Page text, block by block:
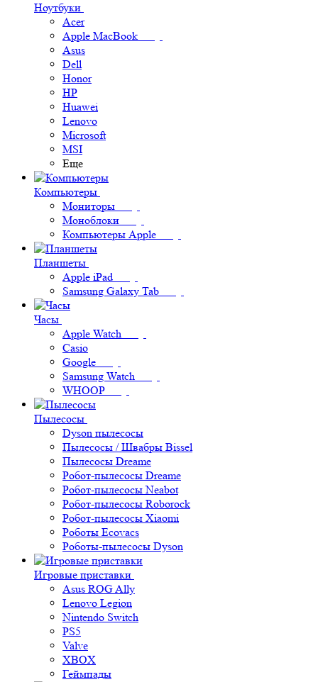
Ноутбуки
Acer
Apple MacBook
Asus
Dell
Honor
HP
Huawei
Lenovo
Microsoft
MSI
Еще
Компьютеры
Мониторы
Моноблоки
Компьютеры Apple
Планшеты
Apple iPad
Samsung Galaxy Tab
Часы
Apple Watch
Casio
Google
Samsung Watch
WHOOP
Пылесосы
Dyson пылесосы
Пылесосы / Швабры Bissel
Пылесосы Dreame
Робот-пылесосы Dreame
Робот-пылесосы Neabot
Робот-пылесосы Roborock
Робот-пылесосы Xiaomi
Роботы Ecovacs
Роботы-пылесосы Dyson
Игровые приставки
Asus ROG Ally
Lenovo Legion
Nintendo Switch
PS5
Valve
XBOX
Геймпады